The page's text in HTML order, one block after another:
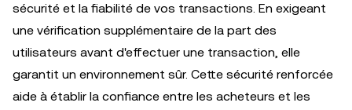
sécurité et la fiabilité de vos transactions. En exigeant
une vérification supplémentaire de la part des
utilisateurs avant d'effectuer une transaction, elle
garantit un environnement sûr. Cette sécurité renforcée
aide à établir la confiance entre les acheteurs et les